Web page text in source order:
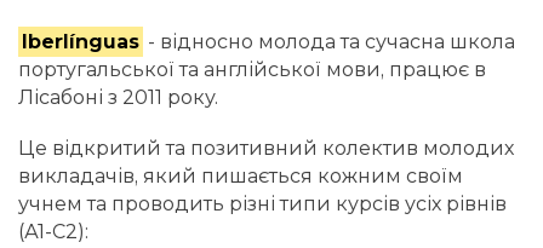
Iberlínguas - відносно молода та сучасна школа
португальської та англійської мови, працює в
Лісабоні з 2011 року.
Це відкритий та позитивний колектив молодих
викладачів, який пишається кожним своїм
учнем та проводить різні типи курсів усіх рівнів
(А1-С2):